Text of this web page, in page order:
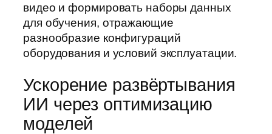
видео и формировать наборы данных
для обучения, отражающие
разнообразие конфигураций
оборудования и условий эксплуатации.
Ускорение развёртывания
ИИ через оптимизацию
моделей